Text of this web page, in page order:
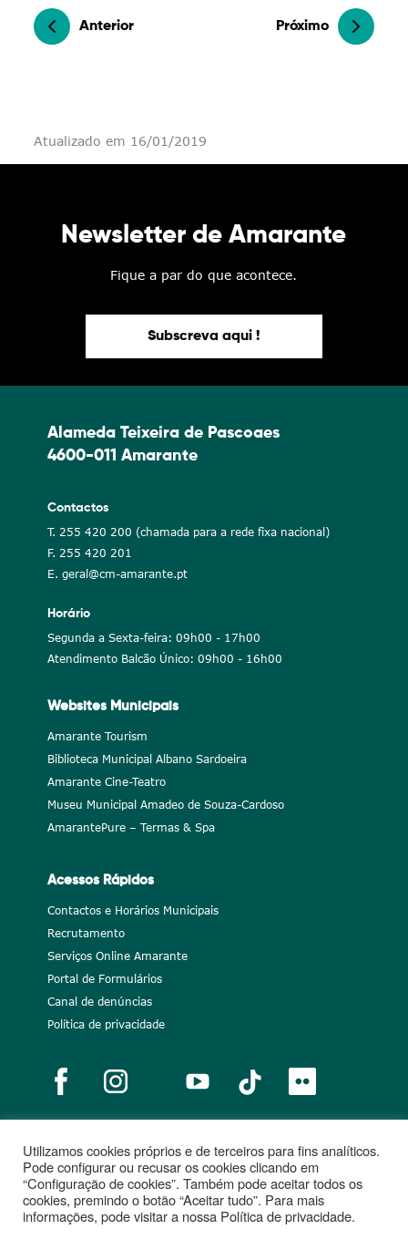
Anterior Próximo
Atualizado em 16/01/2019
Newsletter de Amarante
Fique a par do que acontece.
Subscreva aqui !
Alameda Teixeira de Pascoaes
4600-011 Amarante
Contactos
T. 255 420 200 (chamada para a rede fixa nacional)
F. 255 420 201
E. geral@cm-amarante.pt
Horário
Segunda a Sexta-feira: 09h00 - 17h00
Atendimento Balcão Único: 09h00 - 16h00
Websites Municipais
Amarante Tourism
Biblioteca Municipal Albano Sardoeira
Amarante Cine-Teatro
Museu Municipal Amadeo de Souza-Cardoso
AmarantePure – Termas & Spa
Acessos Rápidos
Contactos e Horários Municipais
Recrutamento
Serviços Online Amarante
Portal de Formulários
Canal de denúncias
Política de privacidade
Notícias Recrutamento Portugal 2020
União Europeia
Projetos cofinanciados
Utilizamos cookies próprios e de terceiros para fins analíticos.
Pode configurar ou recusar os cookies clicando em
“Configuração de cookies”. Também pode aceitar todos os
cookies, premindo o botão “Aceitar tudo”. Para mais
informações, pode visitar a nossa Política de privacidade.